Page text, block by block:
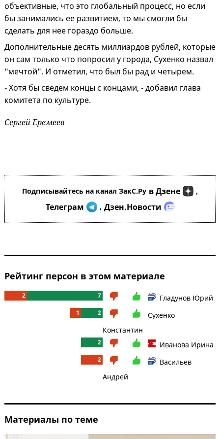
объективные, что это глобальный процесс, но если
бы занимались ее развитием, то мы смогли бы
сделать для нее гораздо больше.
Дополнительные десять миллиардов рублей, которые
он сам только что попросил у города, Сухенко назвал
"мечтой". И отметил, что был бы рад и четырем.
- Хотя бы сведем концы с концами, - добавил глава
комитета по культуре.
Сергей Еремеев
Подписывайтесь на канал ЗакС.Ру в Дзене ,
Телеграм , Дзен.Новости
Рейтинг персон в этом материале
2 7 Гладунов Юрий
1 2
Сухенко
Константин
2 Иванова Ирина
2
Васильев
Андрей
Материалы по теме